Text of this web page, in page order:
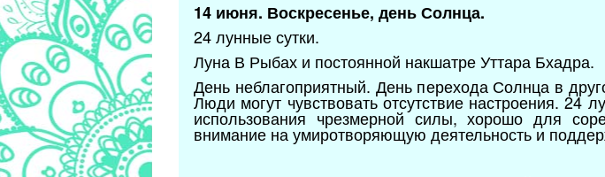
14 июня. Воскресенье, день Солнца.
24 лунные сутки.
Луна В Рыбах и постоянной накшатре Уттара Бхадра.
День неблагоприятный. День перехода Солнца в
Люди могут чувствовать отсутствие настроения. 24
использования чрезмерной силы, хорошо для
внимание на умиротворяющую деятельность и